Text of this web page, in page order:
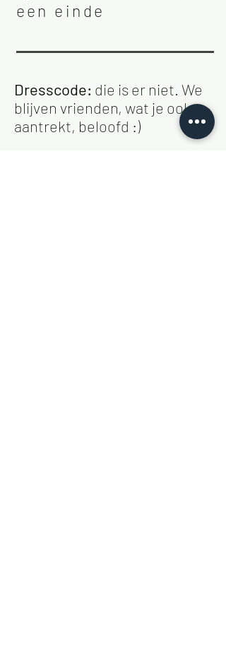
een einde
Dresscode: die is er niet. We
blijven vrienden, wat je ook
aantrekt, beloofd :)